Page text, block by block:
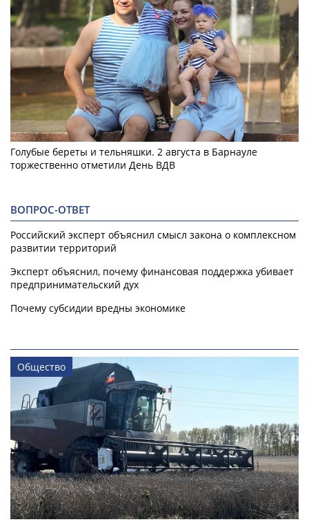
Голубые береты и тельняшки. 2 августа в Барнауле
торжественно отметили День ВДВ
ВОПРОС-ОТВЕТ
Российский эксперт объяснил смысл закона о комплексном
развитии территорий
Эксперт объяснил, почему финансовая поддержка убивает
предпринимательский дух
Почему субсидии вредны экономике
Общество